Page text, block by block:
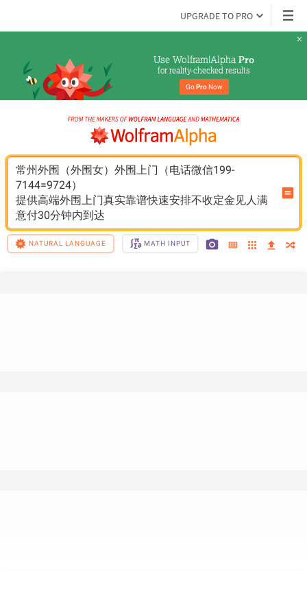
UPGRADE TO PRO
Use Wolfram|Alpha Pro
for reality-checked results
Go Pro Now
常州外围（外围女）外围上门（电话微信199-
7144=9724）
提供高端外围上门真实靠谱快速安排不收定金见人满
意付30分钟内到达
NATURAL LANGUAGE MATH INPUT